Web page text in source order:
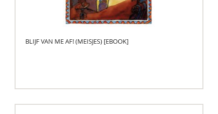
BLIJF VAN ME AF! (MEISJES) [EBOOK]